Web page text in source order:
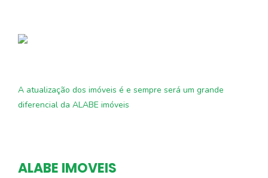
A atualização dos imóveis é e sempre será um grande
diferencial da ALABE imóveis
ALABE IMOVEIS